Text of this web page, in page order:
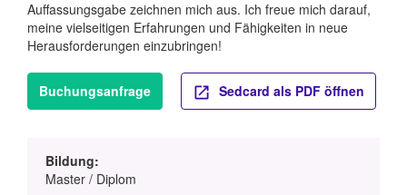
Auffassungsgabe zeichnen mich aus. Ich freue mich darauf,
meine vielseitigen Erfahrungen und Fähigkeiten in neue
Herausforderungen einzubringen!
Buchungsanfrage Sedcard als PDF öffnen
Bildung:
Master / Diplom